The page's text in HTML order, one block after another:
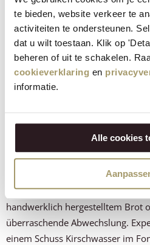
te bieden, website verkeer te
activiteiten te ondersteunen.
dat u wilt toestaan. Klik op
beheren of uit te schakelen.
cookieverklaring en
informatie.
Alle cookies
8
Servieren Sie es mit
Aufschnitt und Brot
festliche Käsefondue.
Machen Sie Ihr
Käsefondue
Genießen Sie die reichhaltigen
Käsefondues. Perfekt für jede
verschiedenen Dippern wie
handwerklich hergestelltem Brot
überraschende Abwechslung.
einem Schuss Kirschwasser im